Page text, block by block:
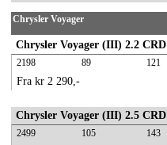
Chrysler Voyager
Chrysler Voyager (III) 2.2 CRD
2198 89 121
Fra kr 2 290,-
Chrysler Voyager (III) 2.5 CRD
2499 105 143